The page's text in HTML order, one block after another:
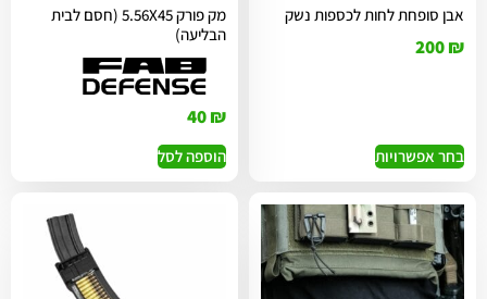
אבן סופחת לחות לכספות נשק
200₪
בחר אפשרויות
מק פורק 5.56X45 (חסם לבית
הבליעה)
40₪
הוספה לסל